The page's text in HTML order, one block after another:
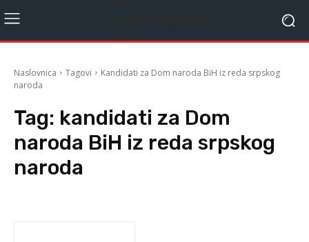
Naslovnica Tagovi
Kandidati za Dom naroda BiH iz reda srpskog
naroda
Tag: kandidati za Dom
naroda BiH iz reda srpskog
naroda